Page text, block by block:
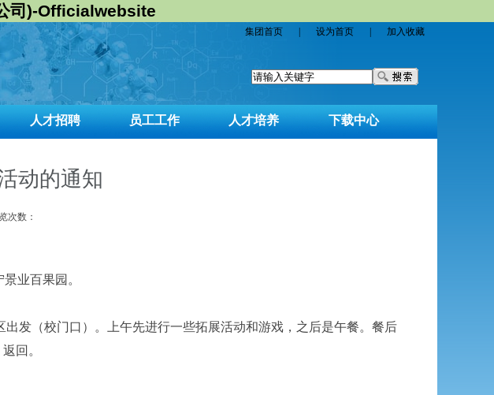
司)-Officialwebsite
集团首页 设为首页 加入收藏
人才招聘 员工工作 人才培养 下载中心
动的通知
次数：
业百果园。
（校门口）。上午先进行一些拓展活动和游戏，之后是午餐。餐后
回。